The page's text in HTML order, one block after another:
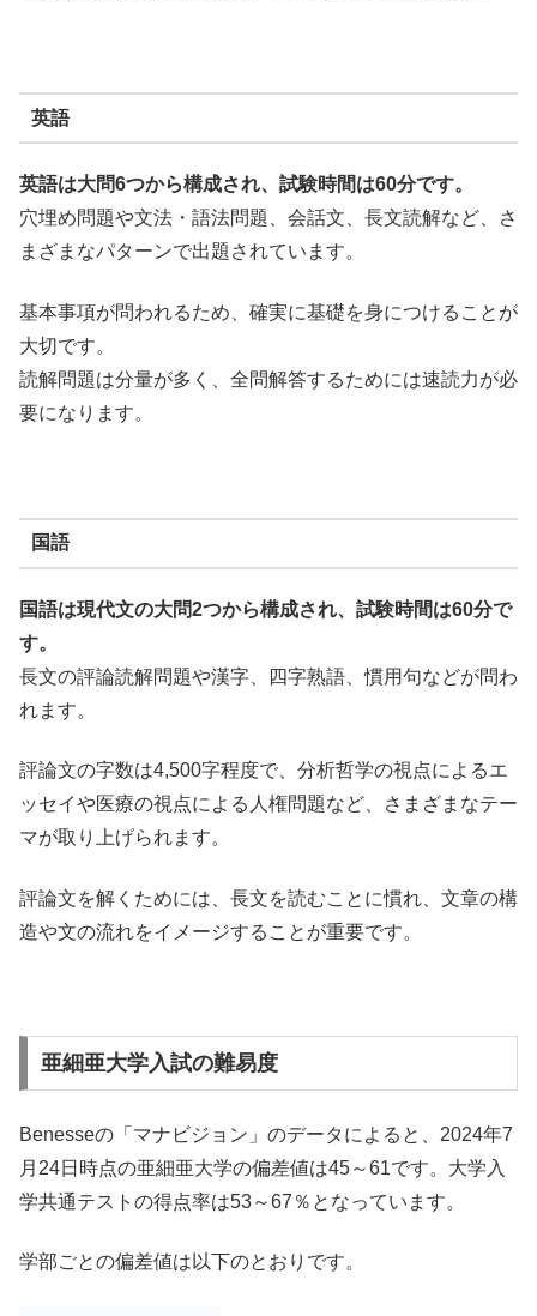
英語
英語は大問6つから構成され、試験時間は60分です。
穴埋め問題や文法・語法問題、会話文、長文読解など、さ
まざまなパターンで出題されています。
基本事項が問われるため、確実に基礎を身につけることが
大切です。
読解問題は分量が多く、全問解答するためには速読力が必
要になります。
国語
国語は現代文の大問2つから構成され、試験時間は60分で
す。
長文の評論読解問題や漢字、四字熟語、慣用句などが問わ
れます。
評論文の字数は4,500字程度で、分析哲学の視点によるエ
ッセイや医療の視点による人権問題など、さまざまなテー
マが取り上げられます。
評論文を解くためには、長文を読むことに慣れ、文章の構
造や文の流れをイメージすることが重要です。
亜細亜大学入試の難易度
Benesseの「マナビジョン」のデータによると、2024年7
月24日時点の亜細亜大学の偏差値は45～61です。大学入
学共通テストの得点率は53～67％となっています。
学部ごとの偏差値は以下のとおりです。